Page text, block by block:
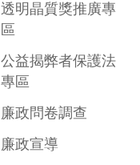
透明晶質獎推廣專
區
公益揭弊者保護法
專區
廉政問卷調查
廉政宣導